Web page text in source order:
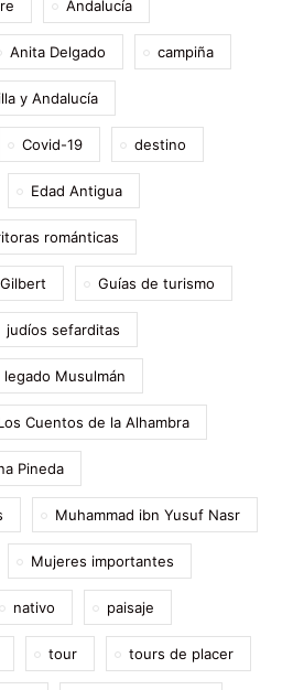
Andalucía
Anita Delgado campiña
y Andalucía
Covid-19 destino
Edad Antigua
románticas
Gilbert Guías de turismo
judíos sefarditas
legado Musulmán
Cuentos de la Alhambra
Pineda
Muhammad ibn Yusuf Nasr
Mujeres importantes
nativo paisaje
tour tours de placer